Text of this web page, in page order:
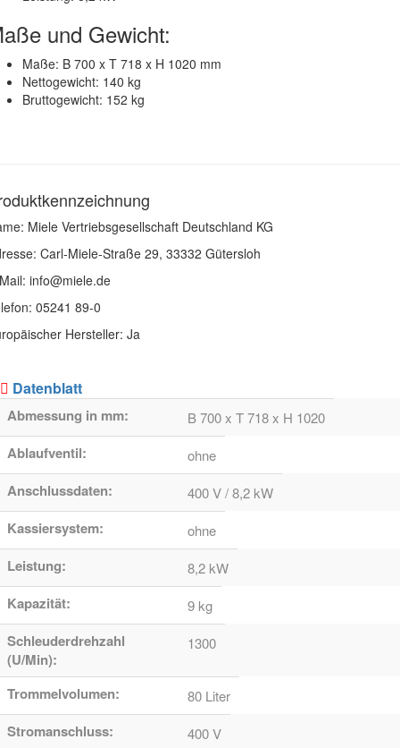
und Gewicht:
Maße: B 700 x T 718 x H 1020 mm
Nettogewicht: 140 kg
Bruttogewicht: 152 kg
Miele Vertriebsgesellschaft Deutschland KG
Carl-Miele-Straße 29, 33332 Gütersloh
info@miele.de
05241 89-0
Hersteller: Ja
Datenblatt
Abmessung in mm: B 700 x T 718 x H 1020
Ablaufventil: ohne
Anschlussdaten: 400 V / 8,2 kW
Kassiersystem: ohne
Leistung: 8,2 kW
Kapazität: 9 kg
Schleuderdrehzahl
(U/Min):
1300
Trommelvolumen: 80 Liter
Stromanschluss: 400 V